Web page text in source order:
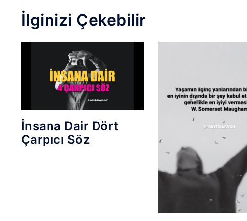
İlginizi Çekebilir
İnsana Dair Dört
Çarpıcı Söz